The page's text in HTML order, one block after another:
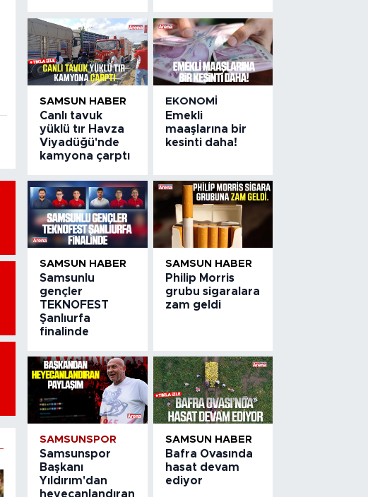
SAMSUN HABER
Canlı tavuk
yüklü tır Havza
Viyadüğü'nde
kamyona çarptı
EKONOMI
Emekli
maaşlarına bir
kesinti daha!
SAMSUN HABER
Samsunlu
gençler
TEKNOFEST
Şanlıurfa
finalinde
SAMSUN HABER
Philip Morris
grubu sigaralara
zam geldi
SAMSUNSPOR
Samsunspor
Başkanı
Yıldırım'dan
heyecanlandıran
SAMSUN HABER
Bafra Ovasında
hasat devam
ediyor